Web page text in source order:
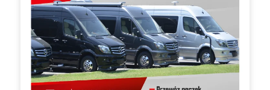
Oxana BIURKO 110